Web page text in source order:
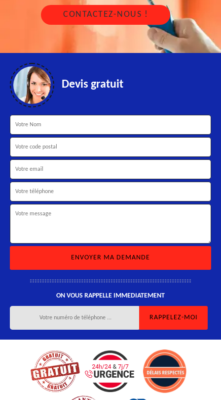
CONTACTEZ-NOUS !
Devis gratuit
ON VOUS RAPPELLE IMMEDIATEMENT